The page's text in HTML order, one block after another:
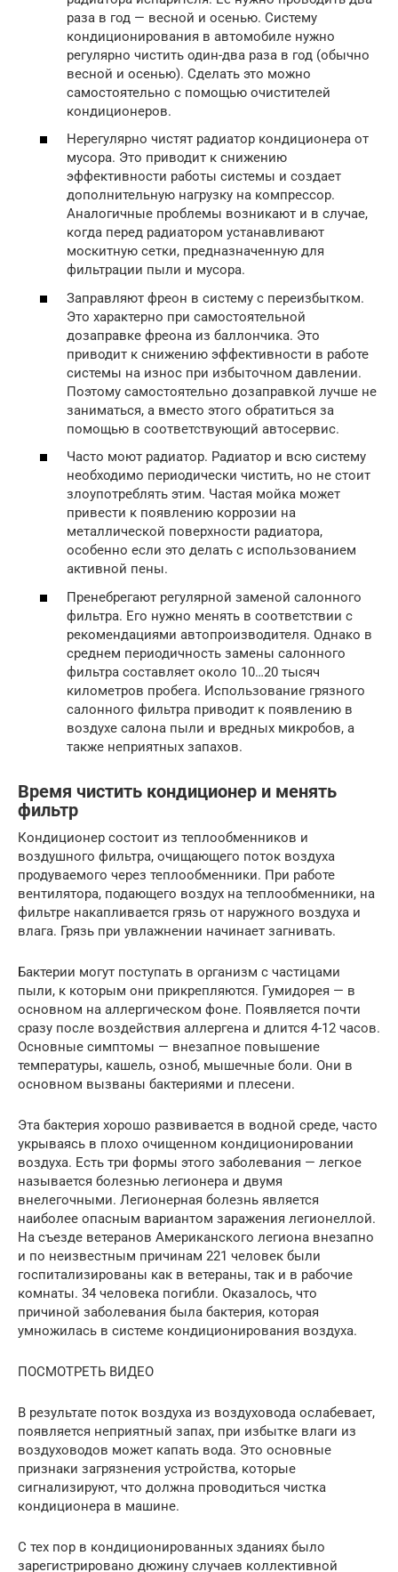
раза в год — весной и осенью. Систему
кондиционирования в автомобиле нужно
регулярно чистить один-два раза в год (обычно
весной и осенью). Сделать это можно
самостоятельно с помощью очистителей
кондиционеров.
Нерегулярно чистят радиатор кондиционера от
мусора. Это приводит к снижению
эффективности работы системы и создает
дополнительную нагрузку на компрессор.
Аналогичные проблемы возникают и в случае,
когда перед радиатором устанавливают
москитную сетки, предназначенную для
фильтрации пыли и мусора.
Заправляют фреон в систему с переизбытком.
Это характерно при самостоятельной
дозаправке фреона из баллончика. Это
приводит к снижению эффективности в работе
системы на износ при избыточном давлении.
Поэтому самостоятельно дозаправкой лучше не
заниматься, а вместо этого обратиться за
помощью в соответствующий автосервис.
Часто моют радиатор. Радиатор и всю систему
необходимо периодически чистить, но не стоит
злоупотреблять этим. Частая мойка может
привести к появлению коррозии на
металлической поверхности радиатора,
особенно если это делать с использованием
активной пены.
Пренебрегают регулярной заменой салонного
фильтра. Его нужно менять в соответствии с
рекомендациями автопроизводителя. Однако в
среднем периодичность замены салонного
фильтра составляет около 10…20 тысяч
километров пробега. Использование грязного
салонного фильтра приводит к появлению в
воздухе салона пыли и вредных микробов, а
также неприятных запахов.
Время чистить кондиционер и менять
фильтр
Кондиционер состоит из теплообменников и
воздушного фильтра, очищающего поток воздуха
продуваемого через теплообменники. При работе
вентилятора, подающего воздух на теплообменники, на
фильтре накапливается грязь от наружного воздуха и
влага. Грязь при увлажнении начинает загнивать.
Бактерии могут поступать в организм с частицами
пыли, к которым они прикрепляются. Гумидорея — в
основном на аллергическом фоне. Появляется почти
сразу после воздействия аллергена и длится 4-12 часов.
Основные симптомы — внезапное повышение
температуры, кашель, озноб, мышечные боли. Они в
основном вызваны бактериями и плесени.
Эта бактерия хорошо развивается в водной среде, часто
укрываясь в плохо очищенном кондиционировании
воздуха. Есть три формы этого заболевания — легкое
называется болезнью легионера и двумя
внелегочными. Легионерная болезнь является
наиболее опасным вариантом заражения легионеллой.
На съезде ветеранов Американского легиона внезапно
и по неизвестным причинам 221 человек были
госпитализированы как в ветераны, так и в рабочие
комнаты. 34 человека погибли. Оказалось, что
причиной заболевания была бактерия, которая
умножилась в системе кондиционирования воздуха.
ПОСМОТРЕТЬ ВИДЕО
В результате поток воздуха из воздуховода ослабевает,
появляется неприятный запах, при избытке влаги из
воздуховодов может капать вода. Это основные
признаки загрязнения устройства, которые
сигнализируют, что должна проводиться чистка
кондиционера в машине.
С тех пор в кондиционированных зданиях было
зарегистрировано дюжину случаев коллективной